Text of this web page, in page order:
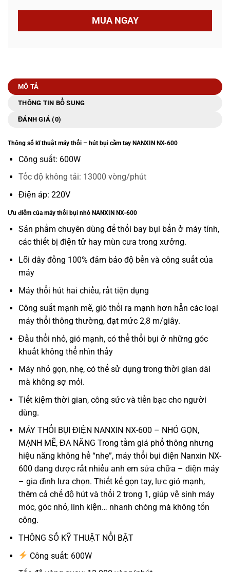
MUA NGAY
MÔ TẢ
THÔNG TIN BỔ SUNG
ĐÁNH GIÁ (0)
Thông số kĩ thuật máy thổi – hút bụi cầm tay NANXIN NX-600
Công suất: 600W
Tốc độ không tải: 13000 vòng/phút
Điện áp: 220V
Ưu điểm của máy thổi bụi nhỏ NANXIN NX-600
Sản phẩm chuyên dùng để thổi bay bụi bẩn ở máy tính,
các thiết bị điện tử hay mùn cưa trong xưởng.
Lõi dây đồng 100% đảm bảo độ bền và công suất của
máy
Máy thổi hút hai chiều, rất tiện dụng
Công suất mạnh mẽ, gió thổi ra mạnh hơn hẳn các loại
máy thổi thông thường, đạt mức 2,8 m/giây.
Đầu thổi nhỏ, gió mạnh, có thể thổi bụi ở những góc
khuất không thể nhìn thấy
Máy nhỏ gọn, nhẹ, có thể sử dụng trong thời gian dài
mà không sợ mỏi.
Tiết kiệm thời gian, công sức và tiền bạc cho người
dùng.
MÁY THỔI BỤI ĐIỆN NANXIN NX-600 – NHỎ GỌN,
MẠNH MẼ, ĐA NĂNG Trong tầm giá phổ thông nhưng
hiệu năng không hề “nhẹ”, máy thổi bụi điện Nanxin NX-
600 đang được rất nhiều anh em sửa chữa – điện máy
– gia đình lựa chọn. Thiết kế gọn tay, lực gió mạnh,
thêm cả chế độ hút và thổi 2 trong 1, giúp vệ sinh máy
móc, góc nhỏ, linh kiện… nhanh chóng mà không tốn
công.
THÔNG SỐ KỸ THUẬT NỔI BẬT
Công suất: 600W